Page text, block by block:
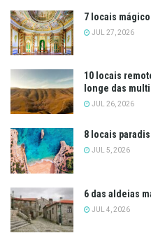
7 locais
JUL 27, 2026
10 locais
longe das
JUL 26, 2026
8 locais
JUL 5, 2026
6 das aldeias
JUL 4, 2026